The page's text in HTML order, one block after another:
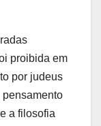
proibida em
por judeus
pensamento
a filosofia